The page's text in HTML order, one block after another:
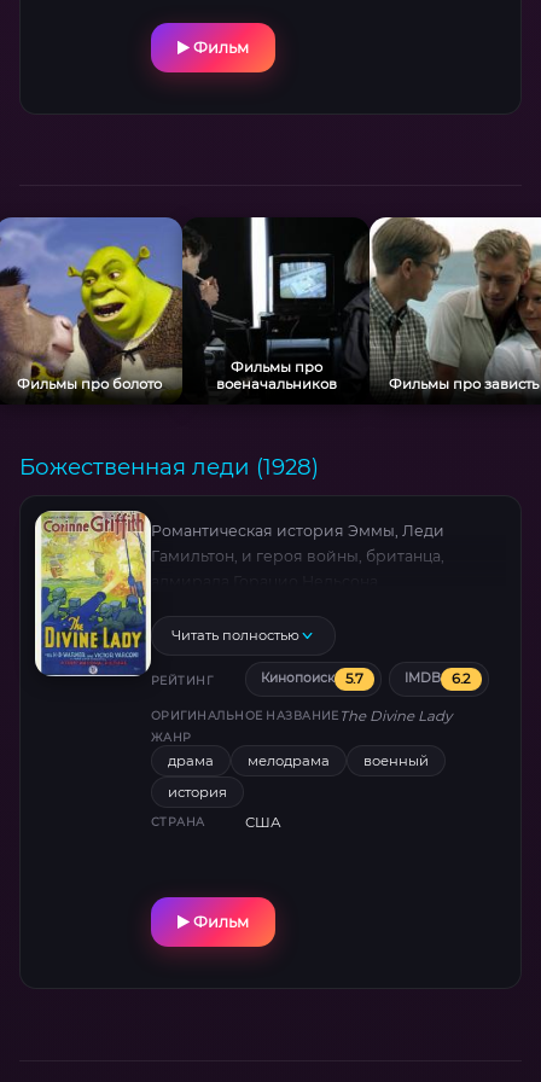
Фильм
Фильмы про болото
Фильмы про
военачальников
Фильмы про зависть
Божественная леди (1928)
Романтическая история Эммы, Леди
Гамильтон, и героя войны, британца,
Читать полностью
РЕЙТИНГ Кинопоиск 5.7 IMDB 6.2
ОРИГИНАЛЬНОЕ НАЗВАНИЕ The Divine Lady
ЖАНР
драма мелодрама
военный
история
СТРАНА США
Фильм